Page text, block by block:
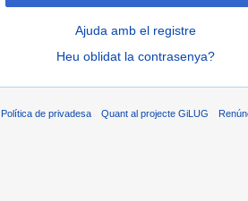
Ajuda amb el registre
Heu oblidat la contrasenya?
Política de privadesa Quant al projecte GiLUG